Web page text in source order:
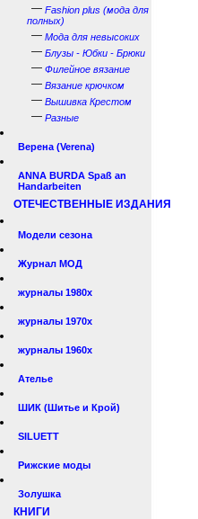
— Fashion plus (мода для
полных)
— Мода для невысоких
— Блузы - Юбки - Брюки
— Филейное вязание
— Вязание крючком
— Вышивка Крестом
— Разные
Верена (Verena)
ANNA BURDA Spaß an
Handarbeiten
ОТЕЧЕСТВЕННЫЕ ИЗДАНИЯ
Модели сезона
Журнал МОД
журналы 1980х
журналы 1970х
журналы 1960х
Ателье
ШИК (Шитье и Крой)
SILUETT
Рижские моды
Золушка
КНИГИ